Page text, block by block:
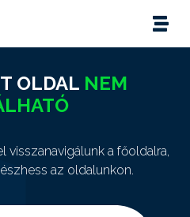
OLDAL NEM
a főoldalra,
az oldalunkon.